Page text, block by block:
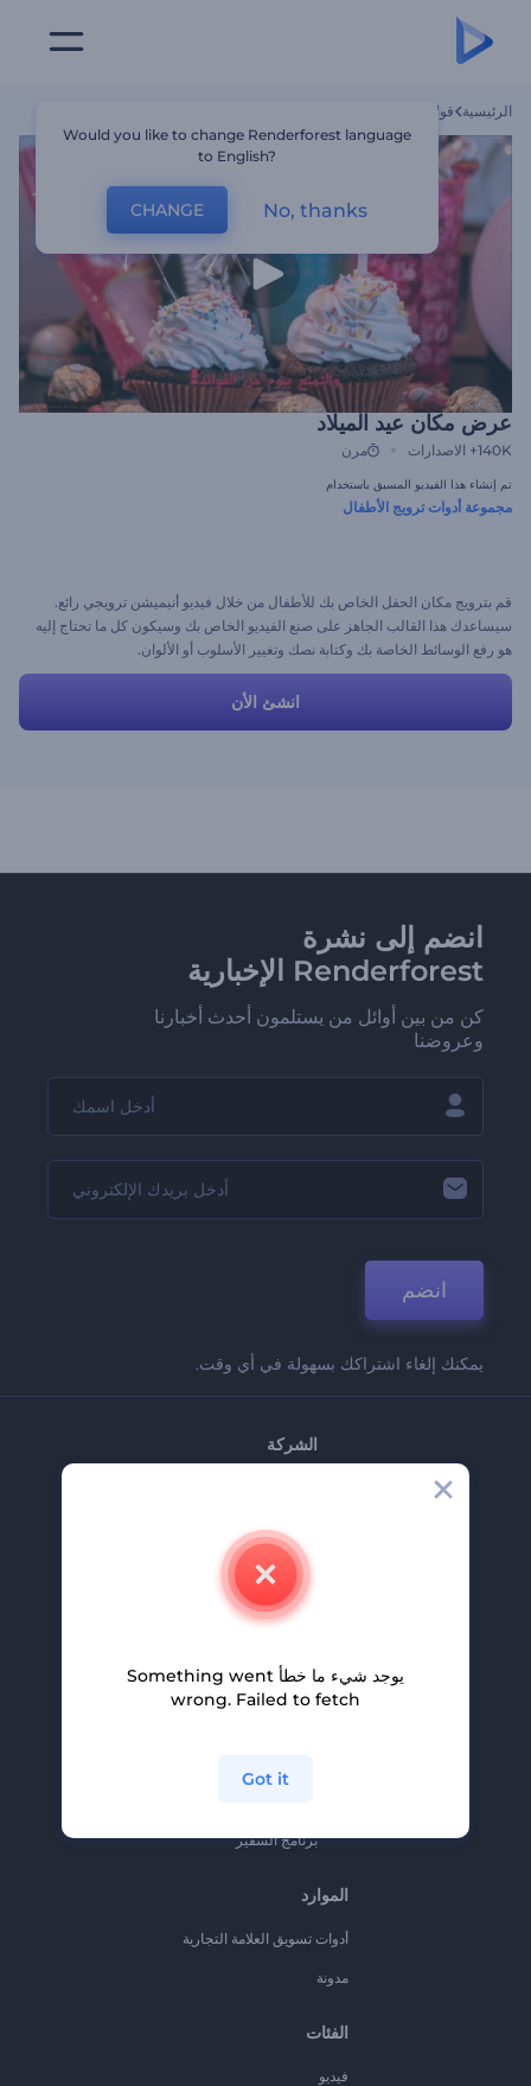
الرئيسية قوالب
عرض مكان عيد الميلاد
140K+ الاصدارات مرن
تم إنشاء هذا الفيديو المسبق باستخدام
مجموعة أدوات ترويج الأطفال
قم بترويج مكان الحفل الخاص بك للأطفال من خلال فيديو أنيميشن ترويجي رائع.
سيساعدك هذا القالب الجاهز على صنع الفيديو الخاص بك وسيكون كل ما تحتاج إليه
هو رفع الوسائط الخاصة بك وكتابة نصك وتغيير الأسلوب أو الألوان.
انشئ الأن
انضم إلى نشرة
Renderforest الإخبارية
كن من بين أوائل من يستلمون أحدث أخبارنا
وعروضنا
انضم
يمكنك إلغاء اشتراكك بسهولة في أي وقت.
الشركة
اتصل بنا
وظائف
المساعدة والدعم
سياسة الخصوصية
برنامج السفير
الموارد
أدوات تسويق العلامة التجارية
مدونة
الفئات
فيديو
Would you like to change Renderforest language
to English?
CHANGE No, thanks
يوجد شيء ما خطأ Something went
wrong. Failed to fetch
Got it